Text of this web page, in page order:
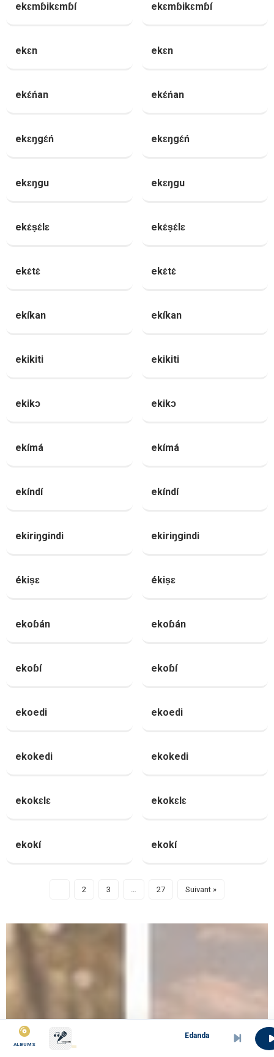
ALBUMS
ekɛmɓikɛmɓí ekɛmɓikɛmɓí
ekɛn ekɛn
ekɛ́ńan ekɛ́ńan
ekɛŋgɛ́ń ekɛŋgɛ́ń
ekɛŋgu ekɛŋgu
ekɛ́ṣɛ́lɛ ekɛ́ṣɛ́lɛ
ekɛ́tɛ́ ekɛ́tɛ́
ekíkan ekíkan
ekikiti ekikiti
ekikɔ ekikɔ
ekímá ekímá
ekíndí ekíndí
ekiriŋgindi ekiriŋgindi
ékiṣɛ ékiṣɛ
ekoɓán ekoɓán
ekoɓí ekoɓí
ekoedi ekoedi
ekokedi ekokedi
ekokɛlɛ ekokɛlɛ
ekokí ekokí
2 3 … 27 Suivant »